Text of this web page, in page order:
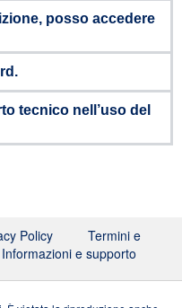
posso accedere
tecnico nell’uso del
Policy
Termini e
Informazioni e supporto